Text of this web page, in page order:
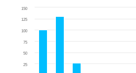
25
50
75
100
125
150